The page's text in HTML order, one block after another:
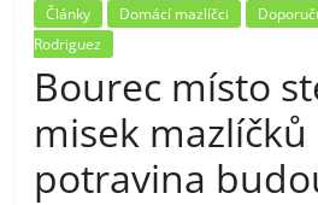
Články Domácí mazlíčci
Rodriguez
Bourec místo
misek
potravina